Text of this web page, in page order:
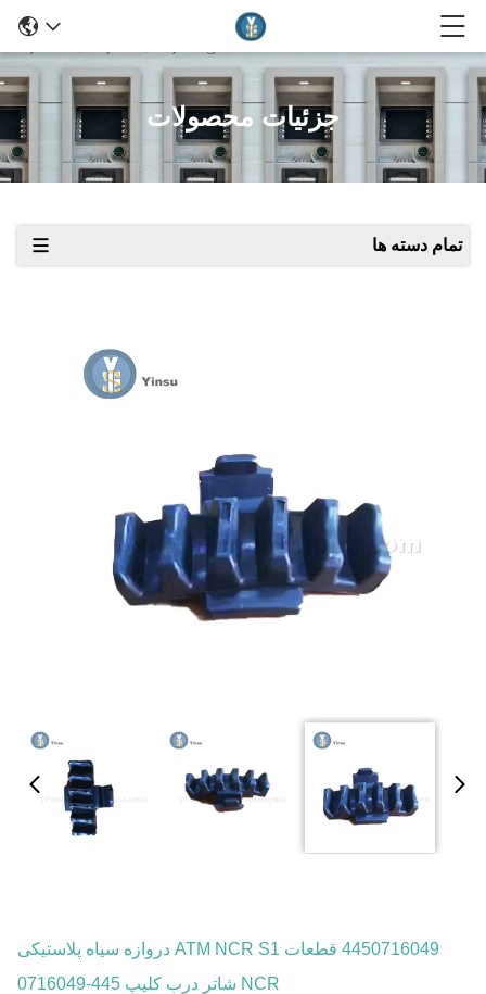
جزئیات محصولات
تمام دسته ها
4450716049 قطعات ATM NCR S1 دروازه سیاه پلاستیکی
NCR شاتر درب کلیپ 445-0716049